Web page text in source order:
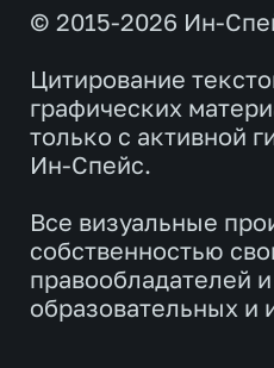
© 2015-2026 Ин-
Цитирование
графических
только с активной
Ин-Спейс.
Все визуальные
собственностью
правообладателей
образовательных